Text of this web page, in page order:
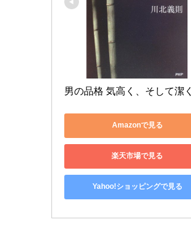
男の品格 気高く、そして潔く
Amazonで見る
楽天市場で見る
Yahoo!ショッピングで見る